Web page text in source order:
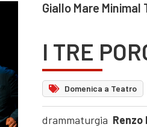
Giallo Mare Minimal
I TRE
Domenica a Teatro
drammaturgia Renzo